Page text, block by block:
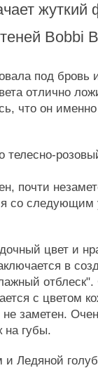
жуткий
под бровь
отлично
что он
телесно-
почти
со следующим
цвет и
в
с цветом
заметен.
на губы.
Ледяной